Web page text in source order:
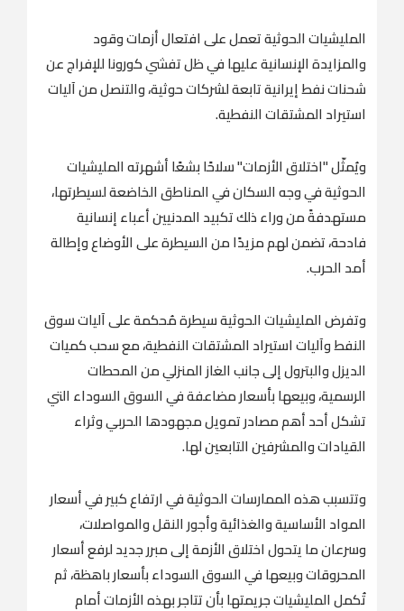
المليشيات الحوثية تعمل على افتعال أزمات وقود
والمزايدة الإنسانية عليها في ظل تفشي كورونا للإفراج عن
شحنات نفط إيرانية تابعة لشركات حوثية، والتنصل من آليات
استيراد المشتقات النفطية.
ويُمثّل "اختلاق الأزمات" سلاحًا بشعًا أشهرته المليشيات
الحوثية في وجه السكان في المناطق الخاضعة لسيطرتها،
مستهدفةً من وراء ذلك تكبيد المدنيين أعباء إنسانية
فادحة، تضمن لهم مزيدًا من السيطرة على الأوضاع وإطالة
أمد الحرب.
وتفرض المليشيات الحوثية سيطرة مُحكمة على آليات سوق
النفط وآليات استيراد المشتقات النفطية، مع سحب كميات
الديزل والبترول إلى جانب الغاز المنزلي من المحطات
الرسمية، وبيعها بأسعار مضاعفة في السوق السوداء التي
تشكل أحد أهم مصادر تمويل مجهودها الحربي وثراء
القيادات والمشرفين التابعين لها.
وتتسبب هذه الممارسات الحوثية في ارتفاع كبير في أسعار
المواد الأساسية والغذائية وأجور النقل والمواصلات،
وسرعان ما يتحول اختلاق الأزمة إلى مبرر جديد لرفع أسعار
المحروقات وبيعها في السوق السوداء بأسعار باهظة، ثم
تُكمل المليشيات جريمتها بأن تتاجر بهذه الأزمات أمام